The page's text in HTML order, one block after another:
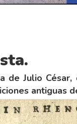
de Julio
antiguas